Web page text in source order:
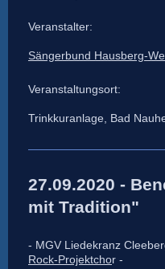
Veranstalter:
Sängerbund Hausberg-
Veranstaltungsort:
Trinkkuranlage, Bad
27.09.2020 -
mit Tradition"
- MGV Liedekranz
Rock-Projektchor -